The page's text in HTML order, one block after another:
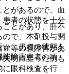
があるので、血
者の状態を十分
等の眼障害があ
明に至った例も
に眼科検査を行
とがあり、肝不
で、本剤投与開
、患者の状態を
障害患者の項、